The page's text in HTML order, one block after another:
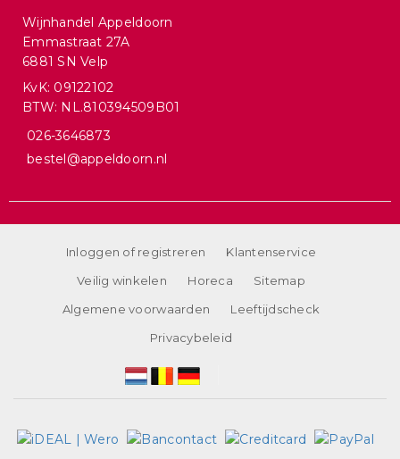
Wijnhandel Appeldoorn
Emmastraat 27A
6881 SN Velp
KvK: 09122102
BTW: NL.810394509B01
026-3646873
bestel@appeldoorn.nl
Inloggen of registreren
Klantenservice
Veilig winkelen
Horeca
Sitemap
Algemene voorwaarden
Leeftijdscheck
Privacybeleid